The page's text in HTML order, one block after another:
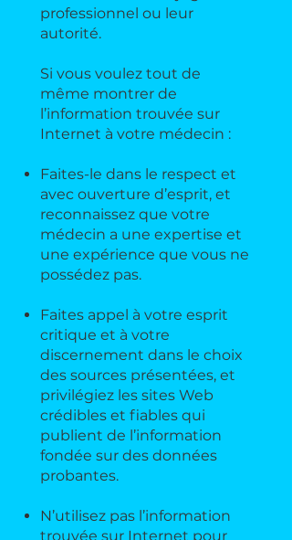
professionnel ou leur
autorité.
Si vous voulez tout de
même montrer de
l’information trouvée sur
Internet à votre médecin :
Faites-le dans le respect et
avec ouverture d’esprit, et
reconnaissez que votre
médecin a une expertise et
une expérience que vous ne
possédez pas.
Faites appel à votre esprit
critique et à votre
discernement dans le choix
des sources présentées, et
privilégiez les sites Web
crédibles et fiables qui
publient de l’information
fondée sur des données
probantes.
N’utilisez pas l’information
trouvée sur Internet pour